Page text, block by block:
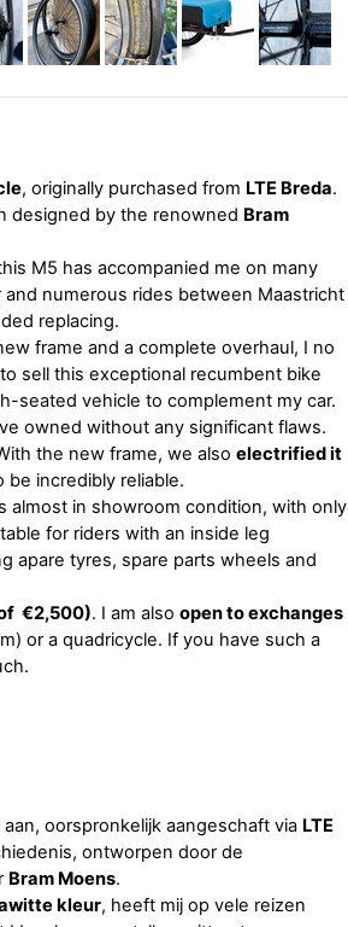
, originally purchased from LTE Breda.
designed by the renowned Bram
M5 has accompanied me on many
numerous rides between Maastricht
replacing.
frame and a complete overhaul, I no
sell this exceptional recumbent bike
seated vehicle to complement my car.
owned without any significant flaws.
the new frame, we also electrified it
be incredibly reliable.
almost in showroom condition, with only
for riders with an inside leg
apare tyres, spare parts wheels and
€2,500). I am also open to exchanges
or a quadricycle. If you have such a
oorspronkelijk aangeschaft via LTE
ontworpen door de
Bram Moens.
kleur, heeft mij op vele reizen